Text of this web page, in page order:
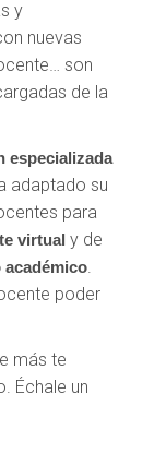
y
nuevas
son
de la
especializada
adaptado su
para
virtual y de
.
poder
más te
Échale un